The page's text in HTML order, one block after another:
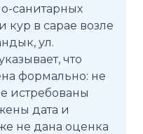
санитарных
в сарае возле
ул.
что
формально: не
истребованы
дата и
не дана оценка